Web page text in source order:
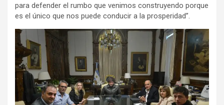
para defender el rumbo que venimos construyendo porque
es el único que nos puede conducir a la prosperidad”.